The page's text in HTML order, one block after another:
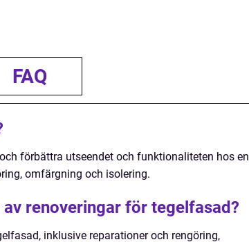
FAQ
förbättra utseendet och funktionaliteten hos en
omfärgning och isolering.
renoveringar för tegelfasad?
inklusive reparationer och rengöring,